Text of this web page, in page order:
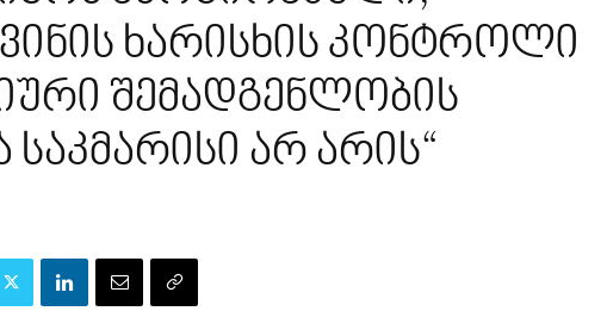
ხარისხის კონტროლი
შემადგენლობის
საკმარისი არ არის“